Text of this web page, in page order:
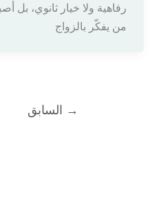
رفاهية ولا خيار ثانوي،
من يفكّر بالزواج
→ السابق